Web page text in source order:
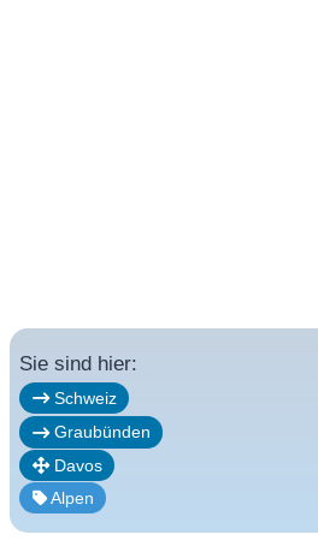
Sie sind hier:
Schweiz
Graubünden
Davos
Alpen